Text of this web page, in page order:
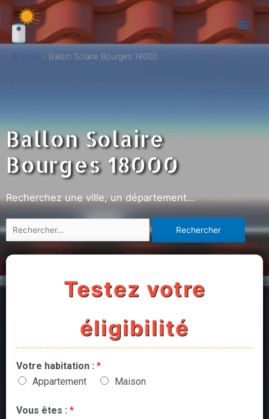
Accueil Ballon Solaire Bourges 18000
Ballon Solaire
Bourges 18000
Recherchez une ville, un département…
Testez votre
éligibilité
Votre habitation : *
Appartement
Maison
Vous êtes : *